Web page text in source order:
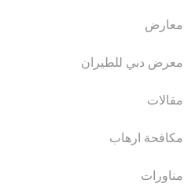
معارض
معرض دبي للطيران
مقالات
مكافحة ارهاب
مناورات